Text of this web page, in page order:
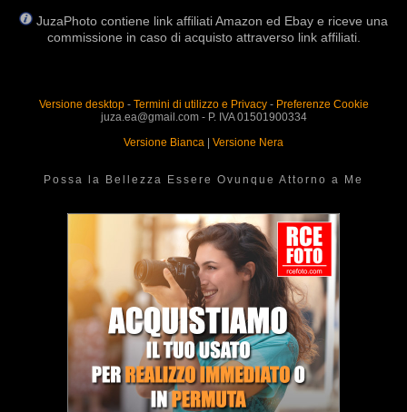
JuzaPhoto contiene link affiliati Amazon ed Ebay e riceve una
commissione in caso di acquisto attraverso link affiliati.
Versione desktop- Termini di utilizzo e Privacy- Preferenze Cookie
juza.ea@gmail.com - P. IVA 01501900334
Versione Bianca
Versione Nera
Possa la Bellezza Essere Ovunque Attorno a Me